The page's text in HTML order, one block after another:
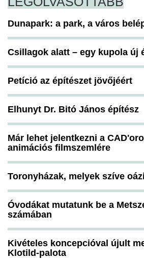
Dunapark: a park, a város
Csillagok alatt – egy kupola új
Petíció az építészet jövőjéért
Elhunyt Dr. Bitó János építész
Már lehet jelentkezni a
animációs filmszemlére
Toronyházak, melyek szíve
Óvodákat mutatunk be a
számában
Kivételes koncepcióval újult
Klotild-palota